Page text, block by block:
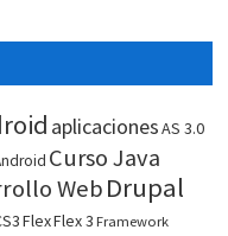
aplicacionesAS 3.0
Curso Java
WebDrupal
FlexFlex 3 Framework